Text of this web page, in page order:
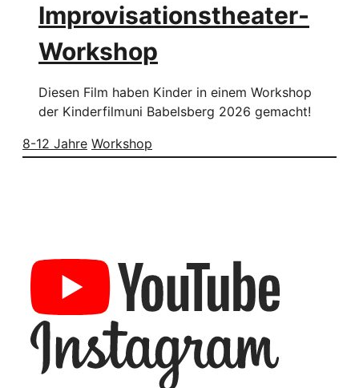
Improvisationstheater-
Workshop
Diesen Film haben Kinder in einem Workshop
der Kinderfilmuni Babelsberg 2026 gemacht!
8-12 Jahre Workshop